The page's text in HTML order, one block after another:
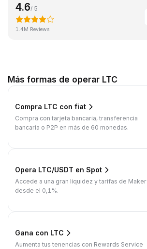
4.6/ 5
1.4M Reviews
Más formas de operar LTC
Compra LTC con fiat
Compra con tarjeta bancaria, transferencia
bancaria o P2P en más de 60 monedas.
Opera LTC/USDT en Spot
Accede a una gran liquidez y tarifas de Maker
desde el 0,1%.
Gana con LTC
Aumenta tus tenencias con Rewards Service